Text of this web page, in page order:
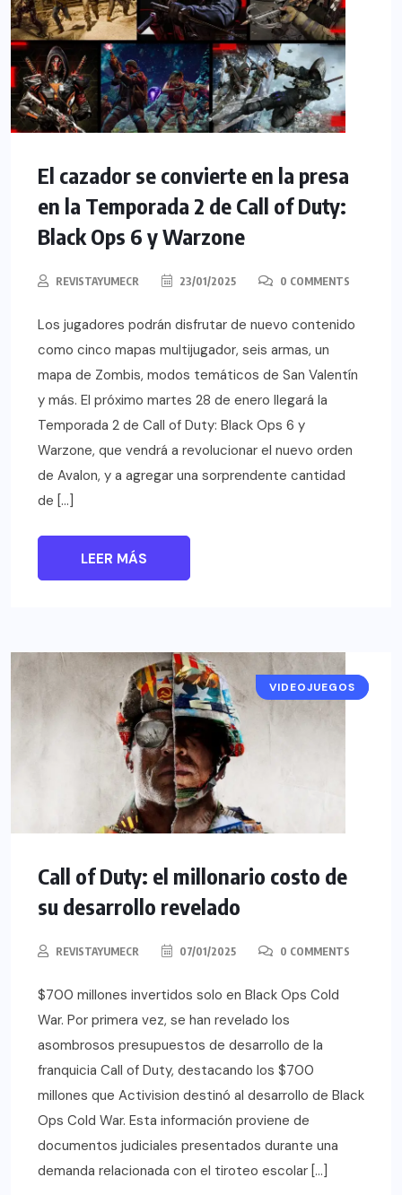
El cazador se convierte en la presa
en la Temporada 2 de Call of Duty:
Black Ops 6 y Warzone
REVISTAYUMECR 23/01/2025 0 COMMENTS
Los jugadores podrán disfrutar de nuevo contenido
como cinco mapas multijugador, seis armas, un
mapa de Zombis, modos temáticos de San Valentín
y más. El próximo martes 28 de enero llegará la
Temporada 2 de Call of Duty: Black Ops 6 y
Warzone, que vendrá a revolucionar el nuevo orden
de Avalon, y a agregar una sorprendente cantidad
de […]
LEER MÁS
NOTICIAS
VIDEOJUEGOS
Call of Duty: el millonario costo de
su desarrollo revelado
REVISTAYUMECR 07/01/2025 0 COMMENTS
$700 millones invertidos solo en Black Ops Cold
War. Por primera vez, se han revelado los
asombrosos presupuestos de desarrollo de la
franquicia Call of Duty, destacando los $700
millones que Activision destinó al desarrollo de Black
Ops Cold War. Esta información proviene de
documentos judiciales presentados durante una
demanda relacionada con el tiroteo escolar […]